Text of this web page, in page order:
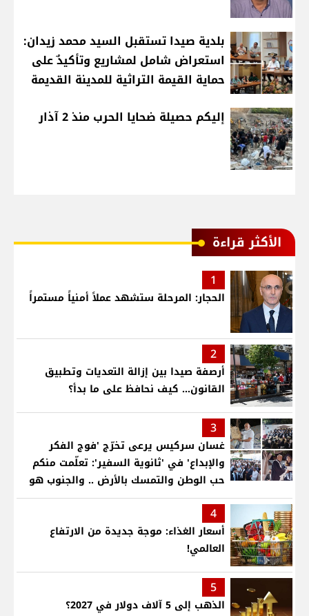
بلدية صيدا تستقبل السيد محمد زيدان:
استعراض شامل لمشاريع وتأكيدٌ على
حماية القيمة التراثية للمدينة القديمة
إليكم حصيلة ضحايا الحرب منذ 2 آذار
الأكثر قراءة
1
الحجار: المرحلة ستشهد عملاً أمنياً مستمراً
2
أرصفة صيدا بين إزالة التعديات وتطبيق
القانون... كيف نحافظ على ما بدأ؟
3
غسان سركيس يرعى تخرّج 'فوج الفكر
والإبداع' في 'ثانوية السفير': تعلّمت منكم
حب الوطن والتمسك بالأرض .. والجنوب هو
عزة وكرامة لبنان
4
أسعار الغذاء: موجة جديدة من الارتفاع
العالمي!
5
الذهب إلى 5 آلاف دولار في 2027؟